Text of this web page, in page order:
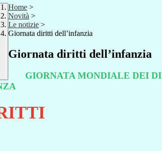
Home >
Novità >
Le notizie >
Giornata diritti dell’infanzia
Giornata diritti dell’infanzia
GIORNATA MONDIALE DEI